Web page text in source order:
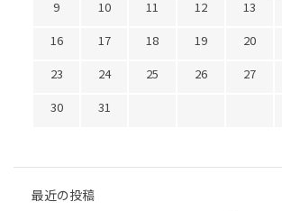
9
10 11 12 13
16
17 18 19 20
23
24 25 26 27
30
31
最近の投稿